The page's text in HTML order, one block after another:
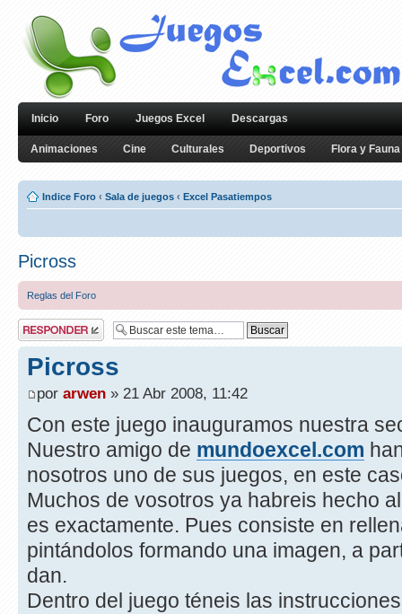
Inicio Foro Juegos Excel Descargas
Animaciones Cine Culturales Deportivos Flora y Fauna
Indice Foro ‹ Sala de juegos ‹ Excel Pasatiempos
Picross
Reglas del Foro
Publicar una
respuesta
Picross
por arwen » 21 Abr 2008, 11:42
Con este juego inauguramos nuestra
Nuestro amigo de mundoexcel.com
nosotros uno de sus juegos, en este
Muchos de vosotros ya habreis hecho
es exactamente. Pues consiste en
pintándolos formando una imagen, a
dan.
Dentro del juego téneis las